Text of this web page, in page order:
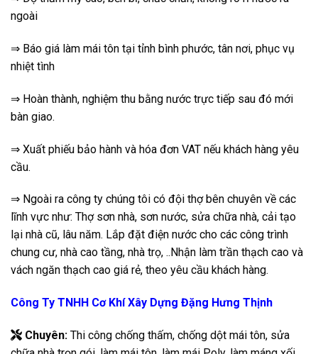
ngoài
⇒ Báo giá làm mái tôn tại tỉnh bình phước, tân nơi, phục vụ
nhiệt tình
⇒ Hoàn thành, nghiệm thu bằng nước trực tiếp sau đó mới
bàn giao.
⇒ Xuất phiếu bảo hành và hóa đơn VAT nếu khách hàng yêu
cầu.
⇒ Ngoài ra công ty chúng tôi có đội thợ bên chuyên về các
lĩnh vực như: Thợ sơn nhà, sơn nước, sửa chữa nhà, cải tạo
lại nhà cũ, lâu năm. Lắp đặt điện nước cho các công trình
chung cư, nhà cao tầng, nhà trọ, ..Nhận làm trần thạch cao và
vách ngăn thạch cao giá rẻ, theo yêu cầu khách hàng.
Công Ty TNHH Cơ Khí Xây Dựng Đặng Hưng Thịnh
Chuyên: Thi công chống thấm, chống dột mái tôn, sửa